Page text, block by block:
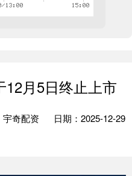
12月5日终止上市
宇奇配资
日期：2025-12-29